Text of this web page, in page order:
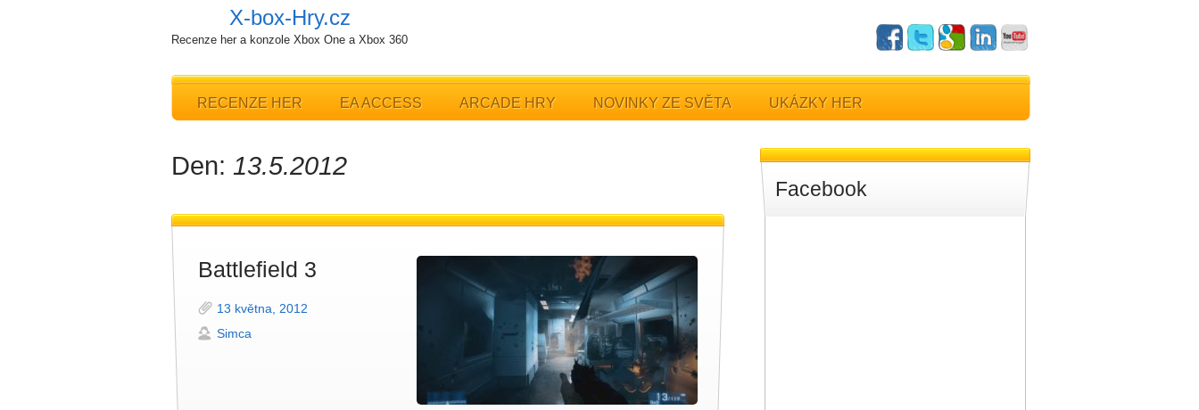
X-box-Hry.cz
Recenze her a konzole Xbox One a Xbox 360
RECENZE HER EA ACCESS ARCADE HRY NOVINKY ZE SVĚTA UKÁZKY HER
Den: 13.5.2012
Battlefield 3
13 května, 2012
Simca
Facebook